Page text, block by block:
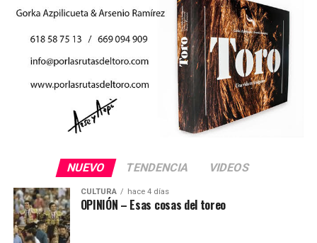
NUEVO TENDENCIA VIDEOS
CULTURA hace 4 días
OPINIÓN – Esas cosas del toreo